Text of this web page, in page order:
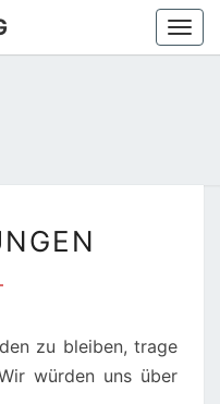
zu bleiben, trage
würden uns über